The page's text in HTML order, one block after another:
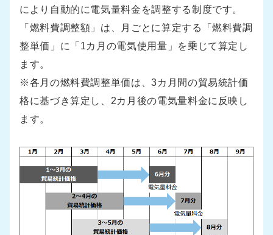
により自動的に電気量料金を調整する制度です。
「燃料費調整額」は、月ごとに算定する「燃料費調
整単価」に「1カ月の電気使用量」を乗じて算定し
ます。
※各月の燃料費調整単価は、3カ月間の貿易統計価
格に基づき算定し、2カ月後の電気量料金に反映し
ます。